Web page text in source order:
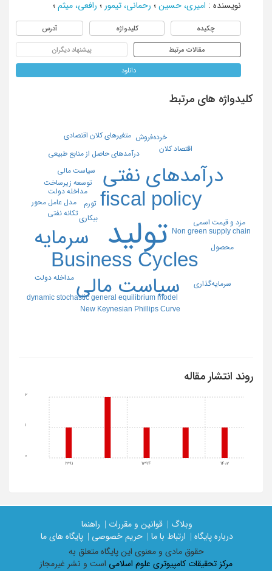
نویسنده : امیری، حسین ؛ رحمانی، تیمور ؛ رافعی، میثم ؛
چکیده کلیدواژه آدرس
مقالات مرتبط پیشنهاد دیگران
دانلود
کلیدواژه های مرتبط
تولید
Business Cycles
fiscal policy
سیاست مالی
درآمدهای نفتی
سرمایه
dynamic stochastic general equilibrium model
New Keynesian Phillips Curve
Non green supply chain
بیکاری
تورم
توسعه زیرساخت
مداخله دولت
مدل عامل محور
مزد و قیمت اسمی
اقتصاد کلان
تکانه نفتی
خرده‌فروش
درآمدهای حاصل از منابع طبیعی
سرمایه‌گذاری
سیاست مالی
متغیرهای کلان اقتصادی
محصول
مداخله دولت
روند انتشار مقاله
1391 1394 1402
0
1
2
وبلاگ | قوانین و مقررات |
راهنما
درباره پایگاه |
ارتباط با ما | حریم خصوصی |
پایگاه های ما
حقوق مادی و معنوی اين پايگاه متعلق به
مرکز تحقیقات کامپیوتری علوم اسلامی است و نشر غیرمجاز